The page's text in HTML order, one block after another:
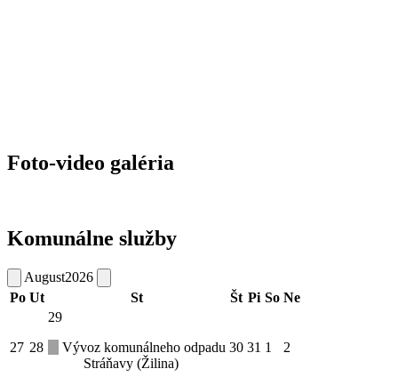
Foto-video galéria
Komunálne služby
August2026
Po Ut St Št Pi So Ne
27 28
29
Vývoz komunálneho odpadu
Stráňavy (Žilina)
30 31 1 2